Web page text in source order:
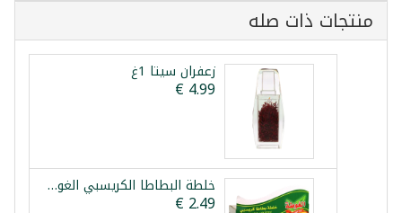
منتجات ذات صله
زعفران سيتا 1غ
خلطة البطاطا الكريسبي الغوطة 100غ